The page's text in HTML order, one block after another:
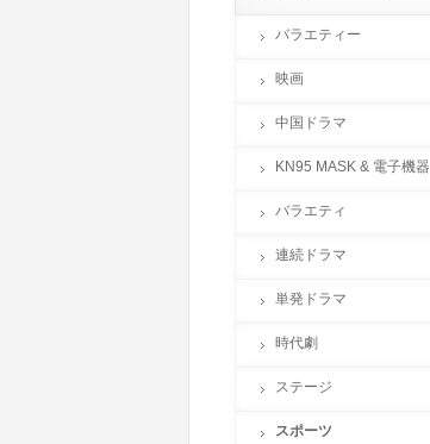
バラエティー
映画
中国ドラマ
KN95 MASK & 電子機器
バラエティ
連続ドラマ
単発ドラマ
時代劇
ステージ
スポーツ